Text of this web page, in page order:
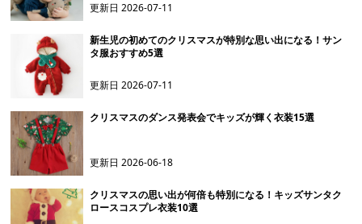
更新日2026-07-11
新生児の初めてのクリスマスが特別な思い出になる！サン
タ服おすすめ5選
更新日2026-07-11
クリスマスのダンス発表会でキッズが輝く衣装15選
更新日2026-06-18
クリスマスの思い出が何倍も特別になる！キッズサンタク
ロースコスプレ衣装10選